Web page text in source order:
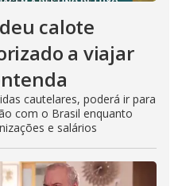
calote
a viajar
cautelares, poderá ir para
com o Brasil enquanto
e salários